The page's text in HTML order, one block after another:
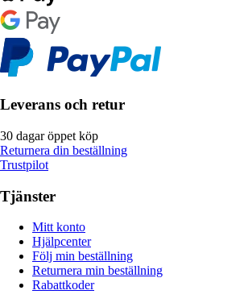
Leverans och retur
30 dagar öppet köp
Returnera din beställning
Trustpilot
Tjänster
Mitt konto
Hjälpcenter
Följ min beställning
Returnera min beställning
Rabattkoder